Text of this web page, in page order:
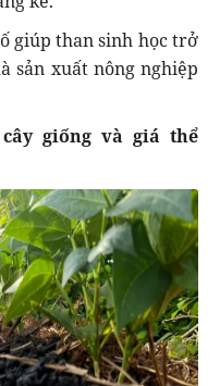
giúp than sinh học trở
sản xuất nông nghiệp
giống và giá thể